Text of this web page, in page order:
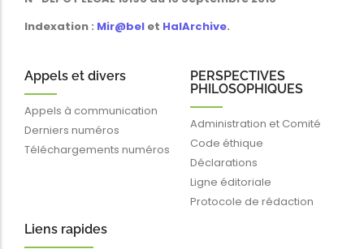
Indexation : Mir@bel et HalArchive.
Appels et divers
Appels à communication
Derniers numéros
Téléchargements numéros
PERSPECTIVES
PHILOSOPHIQUES
Administration et Comité
Code éthique
Déclarations
Ligne éditoriale
Protocole de rédaction
Liens rapides